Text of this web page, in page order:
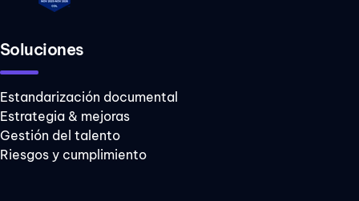
Soluciones
Estandarización documental
Estrategia & mejoras
Gestión del talento
Riesgos y cumplimiento